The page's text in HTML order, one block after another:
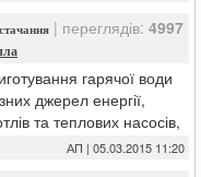
| переглядів: 4997
гарячої води
джерел енергії,
та теплових насосів,
більшим попитом
АП | 05.03.2015 11:20